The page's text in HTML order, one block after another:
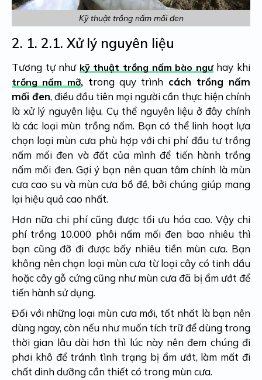
Kỹ thuật trồng nấm mối đen
2. 1. 2.1. Xử lý nguyên liệu
Tương tự như kỹ thuật trồng nấm bào ngưhay khi
trồng nấm mỡ, trong quy trình cách trồng nấm
mối đen, điều đầu tiên mọi người cần thực hiện chính
là xử lý nguyên liệu. Cụ thể nguyên liệu ở đây chính
là các loại mùn trồng nấm. Bạn có thể linh hoạt lựa
chọn loại mùn cưa phù hợp với chi phí đầu tư trồng
nấm mối đen và đất của mình để tiến hành trồng
nấm mối đen. Gợi ý bạn nên quan tâm chính là mùn
cưa cao su và mùn cưa bồ đề, bởi chúng giúp mang
lại hiệu quả cao nhất.
Hơn nữa chi phí cũng được tối ưu hóa cao. Vậy chi
phí trồng 10.000 phôi nấm mối đen bao nhiêu thì
bạn cũng đỡ đi được bấy nhiêu tiền mùn cưa. Bạn
không nên chọn loại mùn cưa từ loại cây có tinh dầu
hoặc cây gỗ cứng cũng như mùn cưa đã bị ẩm ướt để
tiến hành sử dụng.
Đối với những loại mùn cưa mới, tốt nhất là bạn nên
dùng ngay, còn nếu như muốn tích trữ để dùng trong
thời gian lâu dài hơn thì lúc này nên đem chúng đi
phơi khô để tránh tình trạng bị ẩm ướt, làm mất đi
chất dinh dưỡng cần thiết có trong mùn cưa.